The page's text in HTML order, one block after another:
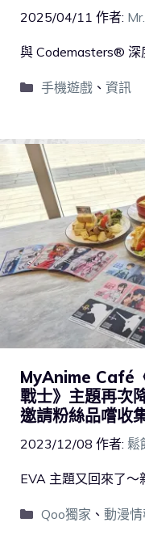
2025/04/11 作者:
與 Codemasters® 深
手機遊戲、 資訊
MyAnime Café
戰士》主題再次
邀請粉絲品嚐收
2023/12/08 作者: 鬆
EVA 主題又回來了
Qoo獨家 、 動漫情